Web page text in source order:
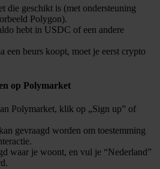
van onze site met onze
adverteren en analyse. Deze
combineren met andere
heeft verstrekt of die ze hebben
uw gebruik van hun services.
die geschikt is (met ondersteuning
Polygon).
hebt in USDC of een andere
een beurs koopt, moet je eerst crypto
op Polymarket
Polymarket, klik op „Sign up” of
gevraagd worden om toestemming
waar je woont, en vul je “Nederland”